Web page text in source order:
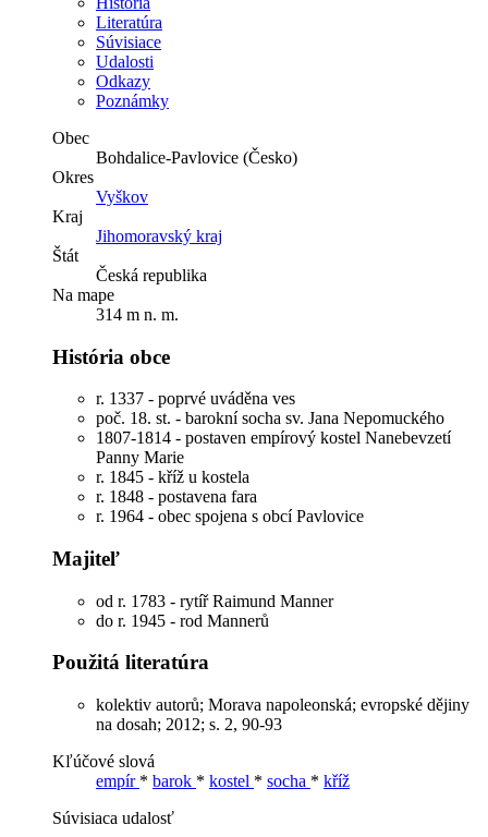
Literatúra
Súvisiace
Udalosti
Odkazy
Poznámky
Obec
Bohdalice-Pavlovice (Česko)
Okres
Vyškov
Kraj
Jihomoravský kraj
Štát
Česká republika
Na mape
314 m n. m.
História obce
r. 1337 - poprvé uváděna ves
poč. 18. st. - barokní socha sv. Jana Nepomuckého
1807-1814 - postaven empírový kostel Nanebevzetí
Panny Marie
r. 1845 - kříž u kostela
r. 1848 - postavena fara
r. 1964 - obec spojena s obcí Pavlovice
Majiteľ
od r. 1783 - rytíř Raimund Manner
do r. 1945 - rod Mannerů
Použitá literatúra
kolektiv autorů; Morava napoleonská; evropské dějiny
na dosah; 2012; s. 2, 90-93
Kľúčové slová
empír * barok * kostel * socha * kříž
Súvisiaca udalosť